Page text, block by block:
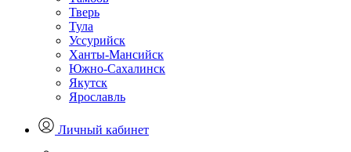
Тверь
Тула
Уссурийск
Ханты-Мансийск
Южно-Сахалинск
Якутск
Ярославль
Личный кабинет